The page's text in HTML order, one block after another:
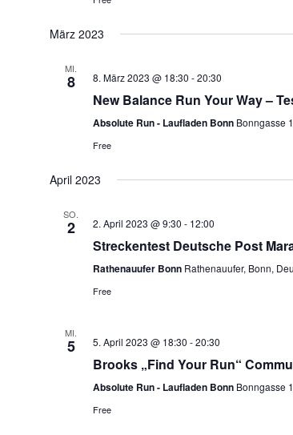
März 2023
MI.
8 8. März 2023 @ 18:30 -20:30
New Balance Run Your Way –
Absolute Run - Laufladen Bonn Bonngasse
Free
April 2023
SO.
2 2. April 2023 @ 9:30 - 12:00
Streckentest Deutsche Post
Rathenauufer Bonn Rathenauufer, Bonn,
Free
MI.
5 5. April 2023 @ 18:30 -20:30
Brooks „Find Your Run“
Absolute Run - Laufladen Bonn Bonngasse
Free